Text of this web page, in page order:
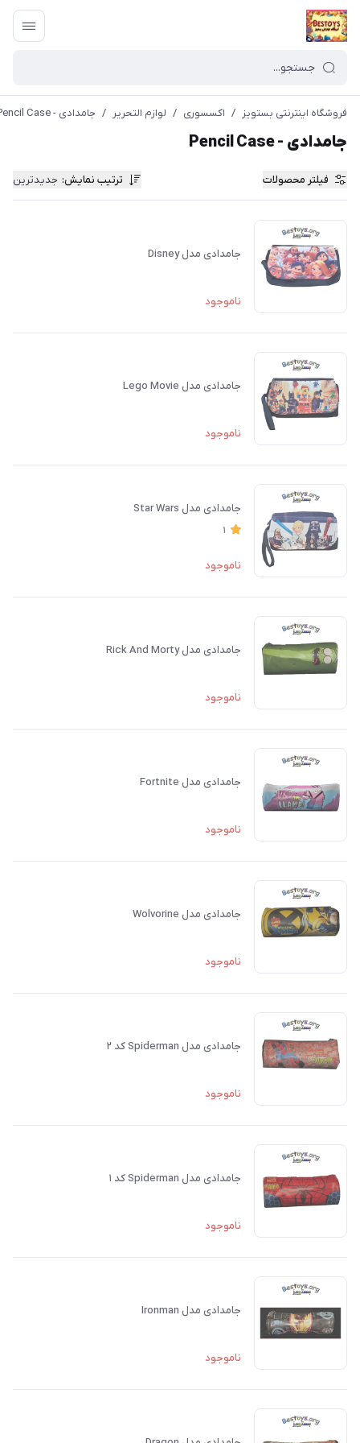
فروشگاه اینترنتی بستویز / اکسسوری / لوازم التحریر / جامدادی - Pencil Case
جامدادی - Pencil Case
فیلتر محصولات ترتیب نمایش: جدیدترین
جامدادی مدل Disney
ناموجود
جامدادی مدل Lego Movie
ناموجود
جامدادی مدل Star Wars
1
ناموجود
جامدادی مدل Rick And Morty
ناموجود
جامدادی مدل Fortnite
ناموجود
جامدادی مدل Wolvorine
ناموجود
جامدادی مدل Spiderman کد ۲
ناموجود
جامدادی مدل Spiderman کد ۱
ناموجود
جامدادی مدل Ironman
ناموجود